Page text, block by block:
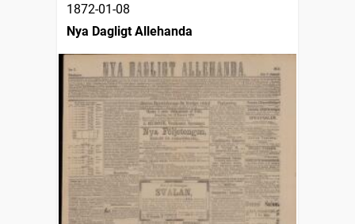
1872-01-08
Nya Dagligt Allehanda